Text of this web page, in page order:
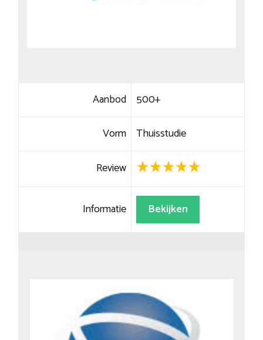
Aanbod 500+
Vorm Thuisstudie
Review
Informatie Bekijken